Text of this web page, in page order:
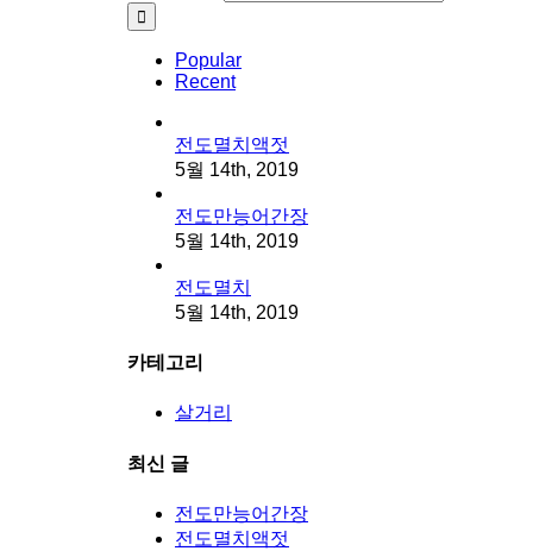
Popular
Recent
전도멸치액젓
5월 14th, 2019
전도만능어간장
5월 14th, 2019
전도멸치
5월 14th, 2019
카테고리
살거리
최신 글
전도만능어간장
전도멸치액젓